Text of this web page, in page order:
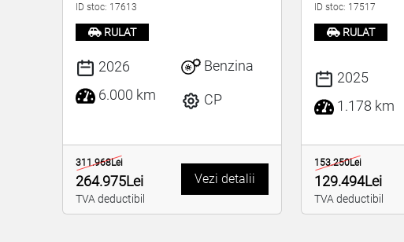
ID stoc: 17613
RULAT
2026
6.000 km
Benzina
CP
311.968Lei
264.975Lei
TVA deductibil
Vezi detalii
ID stoc: 17517
RULAT
2025
1.178 km
153.250Lei
129.494Lei
TVA deductibil